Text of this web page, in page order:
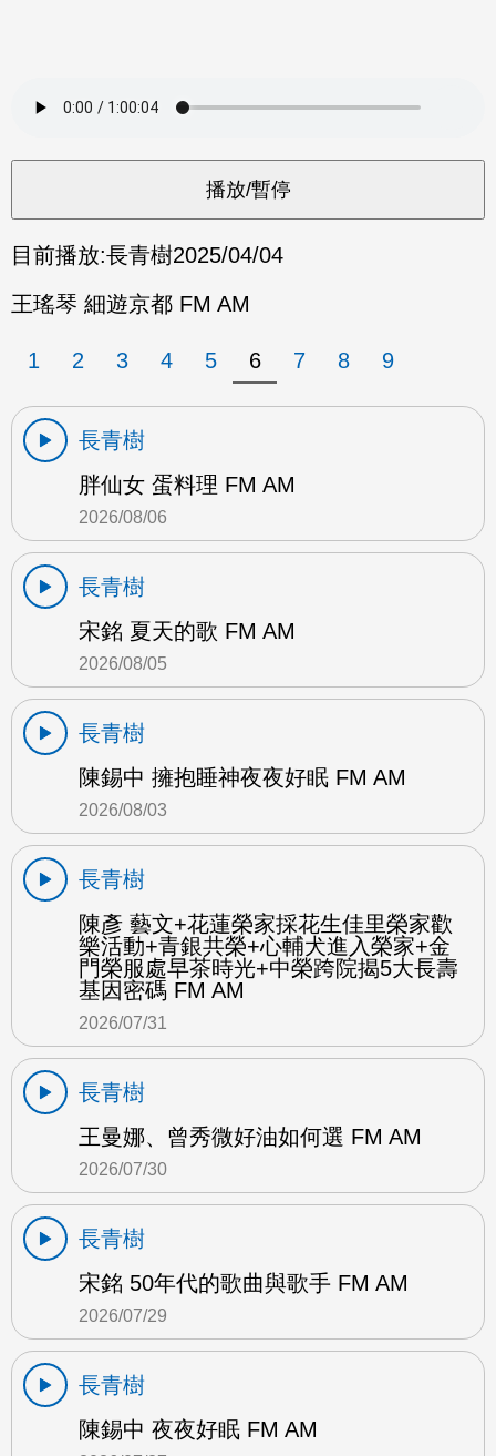
目前播放:長青樹2025/04/04
王瑤琴 細遊京都 FM AM
1 2 3 4 5 6 7 8 9
長青樹
胖仙女 蛋料理 FM AM
2026/08/06
長青樹
宋銘 夏天的歌 FM AM
2026/08/05
長青樹
陳錫中 擁抱睡神夜夜好眠 FM AM
2026/08/03
長青樹
陳彥 藝文+花蓮榮家採花生佳里榮家歡
樂活動+青銀共榮+心輔犬進入榮家+金
門榮服處早茶時光+中榮跨院揭5大長壽
基因密碼 FM AM
2026/07/31
長青樹
王曼娜、曾秀微好油如何選 FM AM
2026/07/30
長青樹
宋銘 50年代的歌曲與歌手 FM AM
2026/07/29
長青樹
陳錫中 夜夜好眠 FM AM